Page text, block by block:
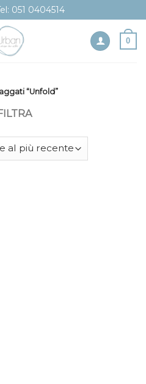
051 0404514
0
“Unfold”